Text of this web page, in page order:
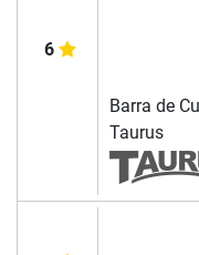
6
Barra de
Taurus